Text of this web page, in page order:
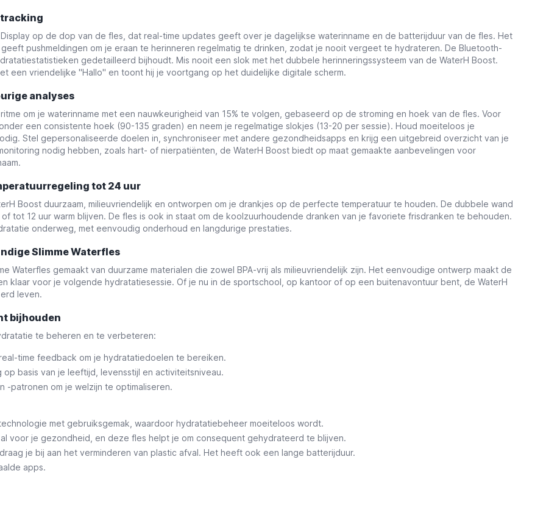
op de dop van de fles, dat real-time updates geeft over je dagelijkse waterinname en de batterijduur van de fles. Het
pushmeldingen om je eraan te herinneren regelmatig te drinken, zodat je nooit vergeet te hydrateren. De Bluetooth-
gedetailleerd bijhoudt. Mis nooit een slok met het dubbele herinneringssysteem van de WaterH Boost.
een vriendelijke "Hallo" en toont hij je voortgang op het duidelijke digitale scherm.
analyses
om je waterinname met een nauwkeurigheid van 15% te volgen, gebaseerd op de stroming en hoek van de fles. Voor
een consistente hoek (90-135 graden) en neem je regelmatige slokjes (13-20 per sessie). Houd moeiteloos je
Stel gepersonaliseerde doelen in, synchroniseer met andere gezondheidsapps en krijg een uitgebreid overzicht van je
nodig hebben, zoals hart- of nierpatiënten, de WaterH Boost biedt op maat gemaakte aanbevelingen voor
tot 24 uur
Boost duurzaam, milieuvriendelijk en ontworpen om je drankjes op de perfecte temperatuur te houden. De dubbele wand
tot 12 uur warm blijven. De fles is ook in staat om de koolzuurhoudende dranken van je favoriete frisdranken te behouden.
onderweg, met eenvoudig onderhoud en langdurige prestaties.
Slimme Waterfles
Waterfles gemaakt van duurzame materialen die zowel BPA-vrij als milieuvriendelijk zijn. Het eenvoudige ontwerp maakt de
klaar voor je volgende hydratatiesessie. Of je nu in de sportschool, op kantoor of op een buitenavontuur bent, de WaterH
leven.
bijhouden
te beheren en te verbeteren:
time feedback om je hydratatiedoelen te bereiken.
basis van je leeftijd, levensstijl en activiteitsniveau.
-patronen om je welzijn te optimaliseren.
met gebruiksgemak, waardoor hydratatiebeheer moeiteloos wordt.
voor je gezondheid, en deze fles helpt je om consequent gehydrateerd te blijven.
je bij aan het verminderen van plastic afval. Het heeft ook een lange batterijduur.
apps.